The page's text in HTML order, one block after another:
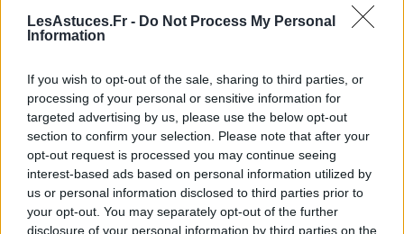
LesAstuces.Fr - Do Not Process My Personal
Information
If you wish to opt-out of the sale, sharing to third parties, or
processing of your personal or sensitive information for
targeted advertising by us, please use the below opt-out
section to confirm your selection. Please note that after your
opt-out request is processed you may continue seeing
interest-based ads based on personal information utilized by
us or personal information disclosed to third parties prior to
your opt-out. You may separately opt-out of the further
disclosure of your personal information by third parties on the
Nettoyage régulier : Maintenez votre espace
propre et ordonné pour favoriser la détente.
décoration en fonction de vos envies ou des
saisons pour renouveler l’ambiance.
Ajouter des éléments personnels :Intégrez
régulièrement de nouveaux objets ou
accessoires pour garder votre espace inspirant.
Utilisez des objets recyclés ou de seconde main
pour la décoration et les meubles.
Profitez des promotions ou des ventes flash